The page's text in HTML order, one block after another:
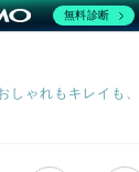
無料診断